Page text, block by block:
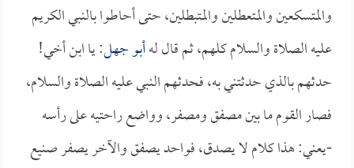
والمتسكعين والمتعطلين والمتبطلين، حتى أحاطوا بالنبي الكريم
عليه الصلاة والسلام كلهم، ثم قال لهأبو جهل: يا ابن أخي!
حدثهم بالذي حدثتني به، فحدثهم النبي عليه الصلاة والسلام،
فصار القوم ما بين مصفق ومصفر، وواضع راحتيه على رأسه
-يعني: هذا كلام لا يصدق، فواحد يصفق والآخر يصفر صنيع